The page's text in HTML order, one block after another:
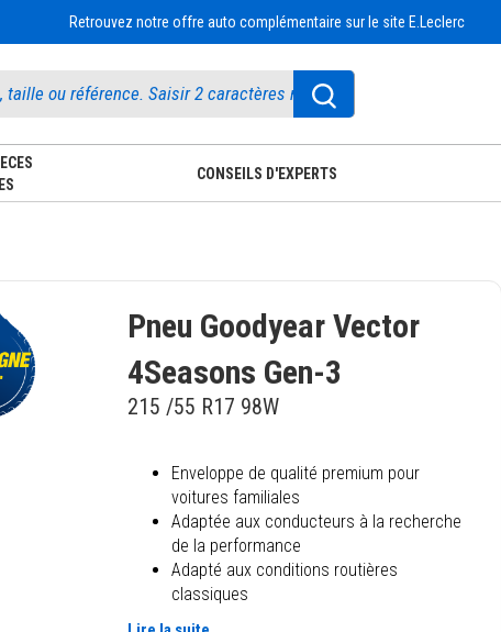
Retrouvez notre offre auto complémentaire sur le site E.Leclerc
CONSEILS D'EXPERTS
Pneu Goodyear Vector
4Seasons Gen-3
215 /55 R17 98W
Enveloppe de qualité premium pour
voitures familiales
Adaptée aux conducteurs à la recherche
de la performance
Adapté aux conditions routières
classiques